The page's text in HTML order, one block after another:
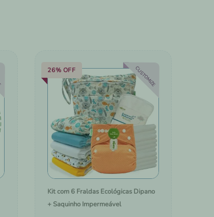
26% OFF CUSTOMIZE
Kit com 6 Fraldas Ecológicas Dipano
+ Saquinho Impermeável